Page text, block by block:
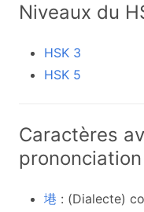
Niveaux du
HSK 3
HSK 5
Caractères
prononciation
塂 : (Dialecte)